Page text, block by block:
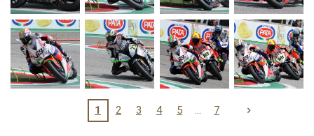
1 2 3 4 5 7